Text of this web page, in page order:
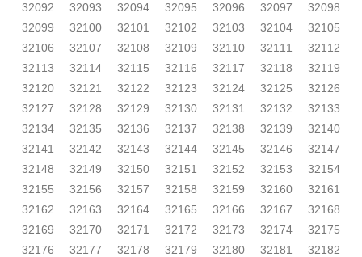
32092
32093 32094 32095 32096 32097
32098
32099
32100 32101 32102 32103 32104
32105
32106
32107 32108 32109 32110 32111
32112
32113
32114 32115 32116 32117 32118
32119
32120
32121 32122 32123 32124 32125
32126
32127
32128 32129 32130 32131 32132
32133
32134
32135 32136 32137 32138 32139
32140
32141
32142 32143 32144 32145 32146
32147
32148
32149 32150 32151 32152 32153
32154
32155
32156 32157 32158 32159 32160
32161
32162
32163 32164 32165 32166 32167
32168
32169
32170 32171 32172 32173 32174
32175
32176
32177 32178 32179 32180 32181
32182